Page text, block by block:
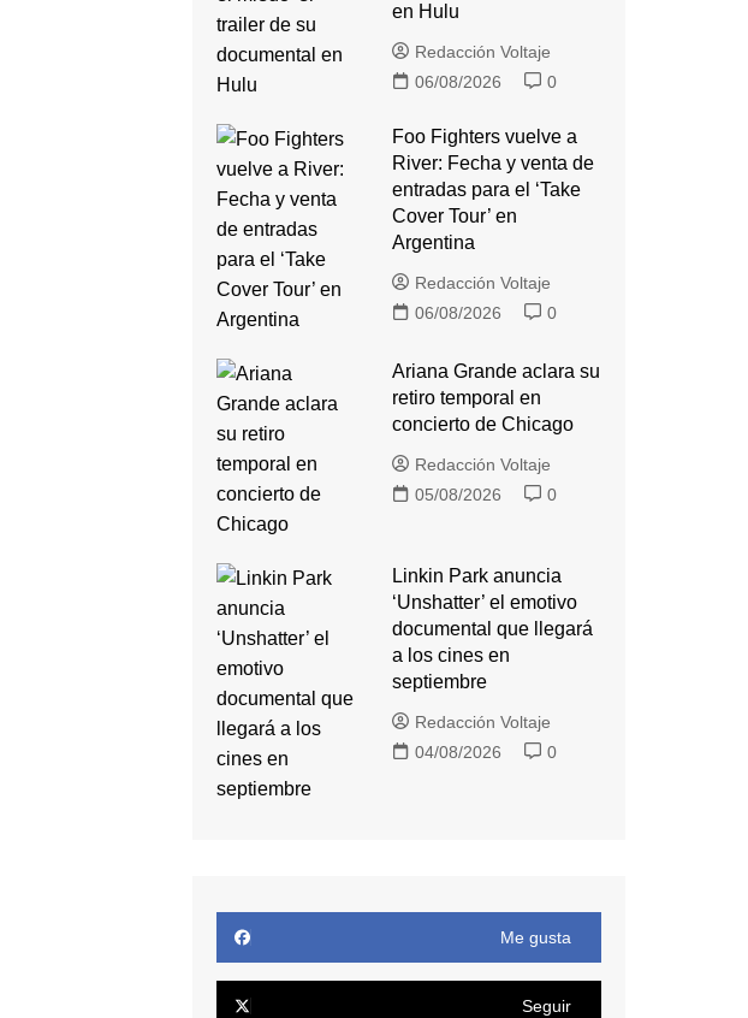
en Hulu
Redacción Voltaje
06/08/2026
0
Foo Fighters vuelve a
River: Fecha y venta de
entradas para el ‘Take
Cover Tour’ en
Argentina
Redacción Voltaje
06/08/2026
0
Ariana Grande aclara su
retiro temporal en
concierto de Chicago
Redacción Voltaje
05/08/2026
0
Linkin Park anuncia
‘Unshatter’ el emotivo
documental que llegará
a los cines en
septiembre
Redacción Voltaje
04/08/2026
0
Me gusta
Seguir